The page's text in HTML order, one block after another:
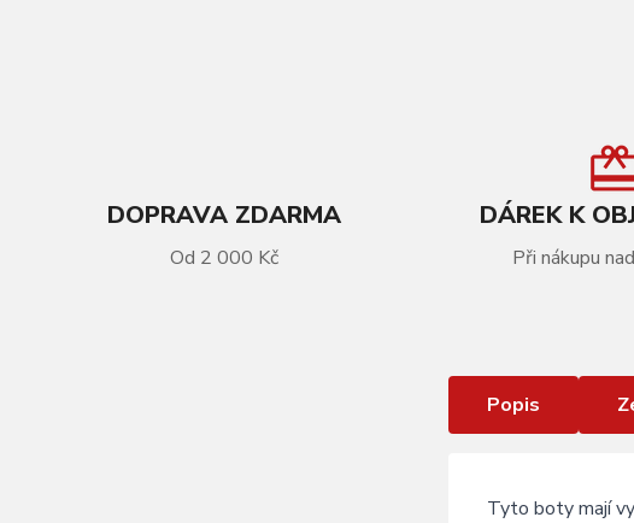
DOPRAVA ZDARMA
Od 2 000 Kč
DÁREK K
Při nákupu
Popis
Tyto boty mají